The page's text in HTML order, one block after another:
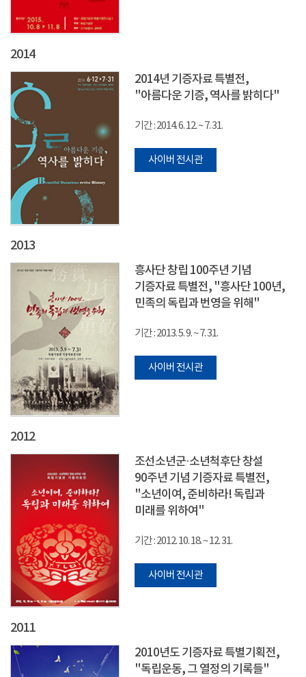
2014
2014년 기증자료 특별전,
"아름다운 기증, 역사를 밝히다"
기간 : 2014. 6. 12. ~ 7. 31.
사이버 전시관
2013
흥사단 창립 100주년 기념
기증자료 특별전, "흥사단 100년,
민족의 독립과 번영을 위해"
기간 : 2013. 5. 9. ~ 7. 31.
사이버 전시관
2012
조선소년군·소년척후단 창설
90주년 기념 기증자료 특별전,
"소년이여, 준비하라! 독립과
미래를 위하여"
기간 : 2012. 10. 18. ~ 12. 31.
사이버 전시관
2011
2010년도 기증자료 특별기획전,
"독립운동, 그 열정의 기록들"